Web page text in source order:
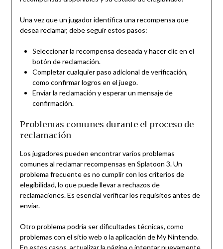
Una vez que un jugador identifica una recompensa que
desea reclamar, debe seguir estos pasos:
Seleccionar la recompensa deseada y hacer clic en el
botón de reclamación.
Completar cualquier paso adicional de verificación,
como confirmar logros en el juego.
Enviar la reclamación y esperar un mensaje de
confirmación.
Problemas comunes durante el proceso de
reclamación
Los jugadores pueden encontrar varios problemas
comunes al reclamar recompensas en Splatoon 3. Un
problema frecuente es no cumplir con los criterios de
elegibilidad, lo que puede llevar a rechazos de
reclamaciones. Es esencial verificar los requisitos antes de
enviar.
Otro problema podría ser dificultades técnicas, como
problemas con el sitio web o la aplicación de My Nintendo.